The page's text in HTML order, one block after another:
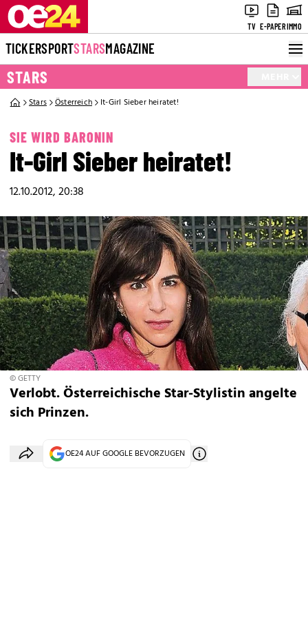
TV E-PAPERIMMO
TICKERSPORTSTARSMAGAZINE
STARS
Stars Österreich It-Girl Sieber heiratet!
SIE WIRD BARONIN
It-Girl Sieber heiratet!
12.10.2012, 20:38
© GETTY
Verlobt. Österreichische Star-Stylistin angelte
sich Prinzen.
OE24 AUF GOOGLE BEVORZUGEN